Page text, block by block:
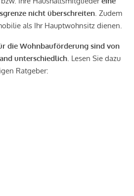
nicht überschreiten. Zudem
als Ihr Hauptwohnsitz dienen.
die Wohnbauförderung sind von
unterschiedlich. Lesen Sie dazu
Ratgeber: